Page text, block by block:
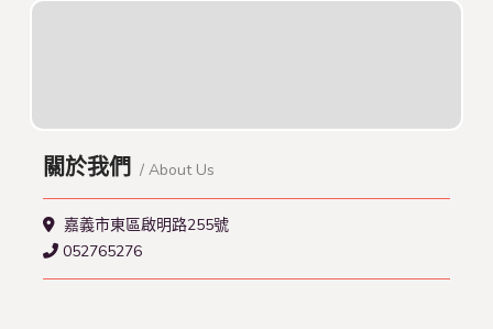
關於我們 / About Us
嘉義市東區啟明路255號
052765276